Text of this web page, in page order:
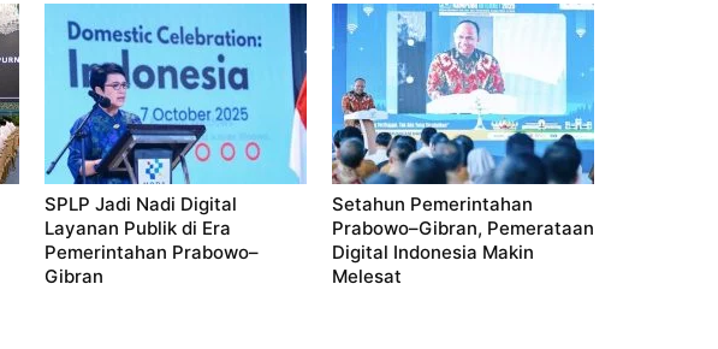
SPLP Jadi Nadi Digital
Layanan Publik di Era
Pemerintahan Prabowo–
Gibran
Setahun Pemerintahan
Prabowo–Gibran, Pemerataan
Digital Indonesia Makin
Melesat